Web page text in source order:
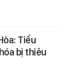
Tiểu
bị thiêu